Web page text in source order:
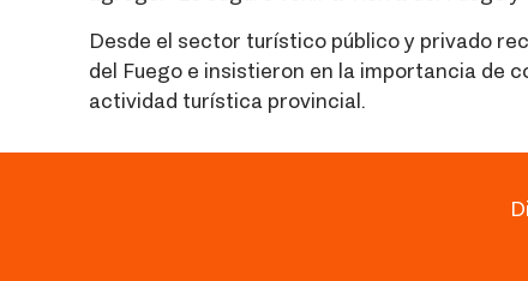
Desde el sector turístico público y privado
del Fuego e insistieron en la importancia de
actividad turística provincial.